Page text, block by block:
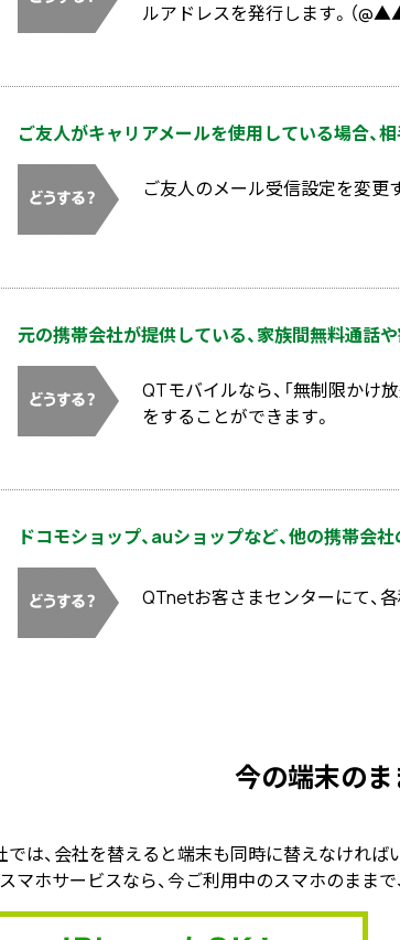
ルアドレスを発行します。（
ご友人がキャリアメールを使用している場合、
ご友人のメール受信設定を変更
元の携帯会社が提供している、家族間無料通話
QTモバイルなら、「無制限かけ
をすることができます。
ドコモショップ、auショップなど、他の携帯会
QTnetお客さまセンターにて、
今の端末のま
は、会社を替えると端末も同時に替えなければ
マホサービスなら、今ご利用中のスマホのまま